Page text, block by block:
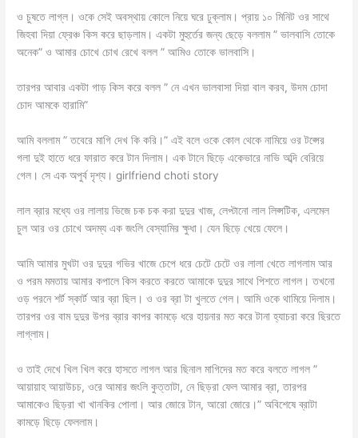
ও চুষতে লাগ্ল। ওকে সেই অবস্থায় কোলে নিয়ে ঘরে ঢুক্লাম। প্রায় ১০ মিনিট ওর সাথে
জিহবা দিয়া ফ্রেঞ্চ কিস করে ছাড়লাম। একটা মুহুর্তের জন্য ছেড়ে বললাম ” ভালবাসি তোকে
অনেক” ও আমার চোখে চোখ রেখে বলল ” আমিও তোকে ভালবাসি।
তারপর আবার একটা গাড় কিস করে বলল ” নে এখন ভালবাসা দিয়া বাল করব, উদম চোদা
চোদ আমকে হারামি”
আমি বললাম ” তবেরে মাগি দেখ কি করি।” এই বলে ওকে কোল থেকে নামিয়ে ওর টপ্সের
গলা দুই হাতে ধরে ফারাত করে টান দিলাম। এক টানে ছিড়ে একেভারে নাভি অব্দি বেরিয়ে
গেল। সে এক অপুর্ব দৃশ্য। girlfriend choti story
লাল ব্রার মধ্যে ওর লালায় ভিজে চক চক করা দুদুর খাজ, লেপ্টানো লাল লিপ্সটিক, এলমেল
চুল আর ওর চোখে অদম্য এক জংলি বেস্যামির ক্ষুধা। যেন ছিড়ে খেয়ে ফেলে।
আমি আমার মুখটা ওর দুদুর গভির খাজে চেপে ধরে চেটে চেটে ওর লালা খেতে লাগলাম আর
ও পরম মমতায় আমার কপালে কিস করতে করতে আমাকে দুদুর সাথে পিশতে লাগল। তখনো
ওড় পরনে শর্ট স্কার্ট আর ব্রা ছিল। ও ওর ব্রা টা খুলতে গেল। আমি ওকে থামিয়ে দিলাম।
তারপর ওর বাম দুদুর উপর ব্রার কাপর কামড়ে ধরে হায়নার মত করে টানা হ্যাচরা করে ছিরতে
লাগ্লাম।
ও তাই দেখে খিল খিল করে হাসতে লাগল আর ছিনাল মাগিদের মত করে বলতে লাগল ”
আয়ায়াহ আয়াউচচ, ওরে আমার জংলি কুত্তাটা, নে ছিড়রা ফেল আমার ব্রা, তারপর
আমাকেও ছিড়রা খা খানকির পোলা। আর জোরে টান, আরো জোরে।” অবিশেষে ব্রাটা
কামড়ে ছিড়ে ফেললাম।